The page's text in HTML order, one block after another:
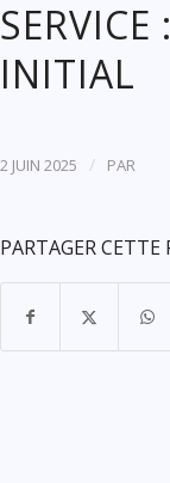
INITIAL
2 JUIN 2025 / PAR
PARTAGER